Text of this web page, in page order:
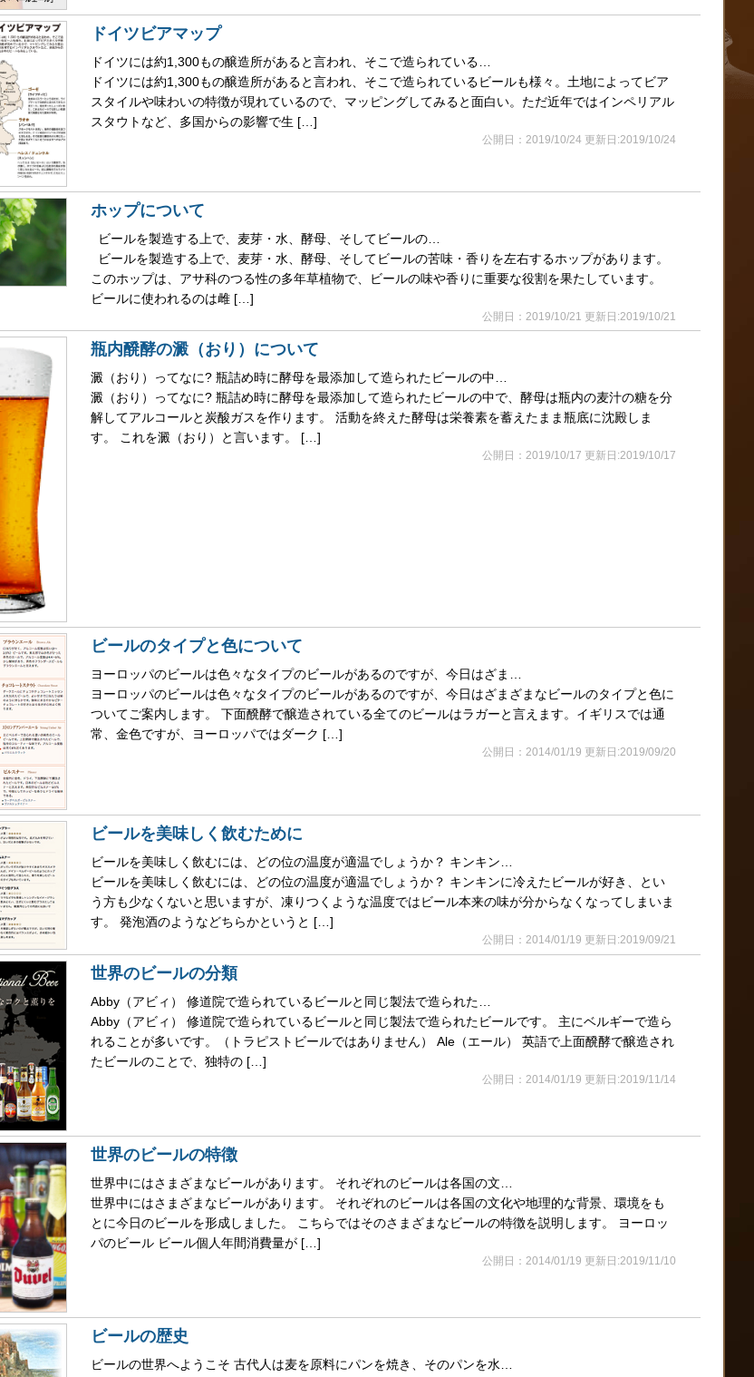
ドイツビアマップ
ドイツには約1,300もの醸造所があると言われ、そこで造られている…
ドイツには約1,300もの醸造所があると言われ、そこで造られているビールも様々。土地によってビア
スタイルや味わいの特徴が現れているので、マッピングしてみると面白い。ただ近年ではインペリアル
スタウトなど、多国からの影響で生 […]
公開日：2019/10/24 更新日:2019/10/24
ホップについて
ビールを製造する上で、麦芽・水、酵母、そしてビールの…
ビールを製造する上で、麦芽・水、酵母、そしてビールの苦味・香りを左右するホップがあります。
このホップは、アサ科のつる性の多年草植物で、ビールの味や香りに重要な役割を果たしています。
ビールに使われるのは雌 […]
公開日：2019/10/21 更新日:2019/10/21
瓶内醗酵の澱（おり）について
澱（おり）ってなに? 瓶詰め時に酵母を最添加して造られたビールの中…
澱（おり）ってなに? 瓶詰め時に酵母を最添加して造られたビールの中で、酵母は瓶内の麦汁の糖を分
解してアルコールと炭酸ガスを作ります。 活動を終えた酵母は栄養素を蓄えたまま瓶底に沈殿しま
す。 これを澱（おり）と言います。 […]
公開日：2019/10/17 更新日:2019/10/17
ビールのタイプと色について
ヨーロッパのビールは色々なタイプのビールがあるのですが、今日はざま…
ヨーロッパのビールは色々なタイプのビールがあるのですが、今日はざまざまなビールのタイプと色に
ついてご案内します。 下面醗酵で醸造されている全てのビールはラガーと言えます。イギリスでは通
常、金色ですが、ヨーロッパではダーク […]
公開日：2014/01/19 更新日:2019/09/20
ビールを美味しく飲むために
ビールを美味しく飲むには、どの位の温度が適温でしょうか？ キンキン…
ビールを美味しく飲むには、どの位の温度が適温でしょうか？ キンキンに冷えたビールが好き、とい
う方も少なくないと思いますが、凍りつくような温度ではビール本来の味が分からなくなってしまいま
す。 発泡酒のようなどちらかというと […]
公開日：2014/01/19 更新日:2019/09/21
世界のビールの分類
Abby（アビィ） 修道院で造られているビールと同じ製法で造られた…
Abby（アビィ） 修道院で造られているビールと同じ製法で造られたビールです。 主にベルギーで造ら
れることが多いです。（トラピストビールではありません） Ale（エール） 英語で上面醗酵で醸造され
たビールのことで、独特の […]
公開日：2014/01/19 更新日:2019/11/14
世界のビールの特徴
世界中にはさまざまなビールがあります。 それぞれのビールは各国の文…
世界中にはさまざまなビールがあります。 それぞれのビールは各国の文化や地理的な背景、環境をも
とに今日のビールを形成しました。 こちらではそのさまざまなビールの特徴を説明します。 ヨーロッ
パのビール ビール個人年間消費量が […]
公開日：2014/01/19 更新日:2019/11/10
ビールの歴史
ビールの世界へようこそ 古代人は麦を原料にパンを焼き、そのパンを水…